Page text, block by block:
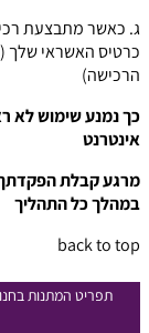
כרטיס האשראי שלך
הרכישה)
כך נמנע שימוש לא
אינטרנט
מרגע קבלת הפקדתך
במהלך כל התהליך
back to top
תפריט המתנות